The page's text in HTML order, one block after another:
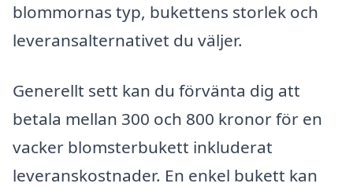
blommornas typ, bukettens storlek och
leveransalternativet du väljer.
Generellt sett kan du förvänta dig att
betala mellan 300 och 800 kronor för en
vacker blomsterbukett inkluderat
leveranskostnader. En enkel bukett kan